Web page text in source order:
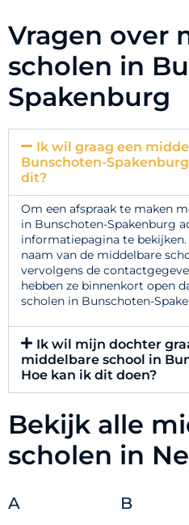
Vragen over
scholen in
Spakenburg
Ik wil graag een
Bunschoten-
dit?
Om een afspraak te maken
in Bunschoten-Spakenburg
informatiepagina te
naam van de middelbare
vervolgens de
hebben ze binnenkort open
scholen in Bunschoten-
Ik wil mijn dochter
middelbare school in
Hoe kan ik dit doen?
Bekijk alle
scholen in
A B